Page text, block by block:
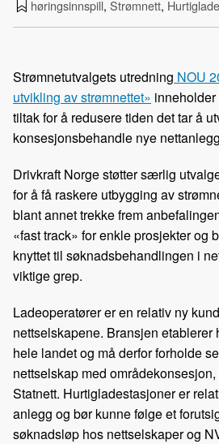
høringsinnspill, Strømnett,
Strømnetutvalgets utredning NOU
utvikling av strømnettet»
tiltak for å redusere tiden det tar å
konsesjonsbehandle nye
Drivkraft Norge støtter særlig
for å få raskere utbygging av
blant annet trekke frem
«fast track» for enkle prosjekter og
knyttet til søknadsbehandlingen i
viktige grep.
Ladeoperatører er en relativ ny
nettselskapene. Bransjen etablerer
hele landet og må derfor forholde
nettselskap med
Statnett. Hurtigladestasjoner er
anlegg og bør kunne følge et
søknadsløp hos nettselskaper og